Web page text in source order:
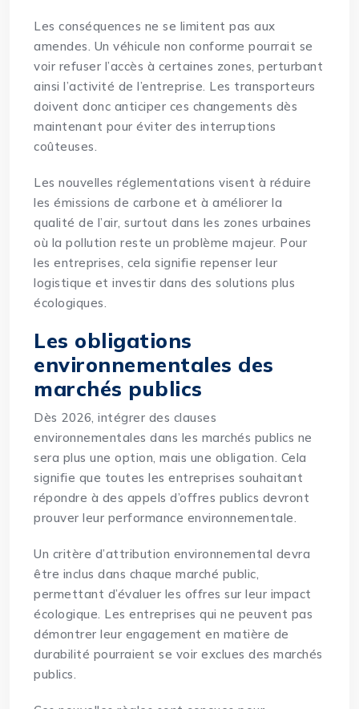
Les conséquences ne se limitent pas aux
amendes. Un véhicule non conforme pourrait se
voir refuser l’accès à certaines zones, perturbant
ainsi l’activité de l’entreprise. Les transporteurs
doivent donc anticiper ces changements dès
maintenant pour éviter des interruptions
coûteuses.
Les nouvelles réglementations visent à réduire
les émissions de carbone et à améliorer la
qualité de l’air, surtout dans les zones urbaines
où la pollution reste un problème majeur. Pour
les entreprises, cela signifie repenser leur
logistique et investir dans des solutions plus
écologiques.
Les obligations
environnementales des
marchés publics
Dès 2026, intégrer des clauses
environnementales dans les marchés publics ne
sera plus une option, mais une obligation. Cela
signifie que toutes les entreprises souhaitant
répondre à des appels d’offres publics devront
prouver leur performance environnementale.
Un critère d’attribution environnemental devra
être inclus dans chaque marché public,
permettant d’évaluer les offres sur leur impact
écologique. Les entreprises qui ne peuvent pas
démontrer leur engagement en matière de
durabilité pourraient se voir exclues des marchés
publics.